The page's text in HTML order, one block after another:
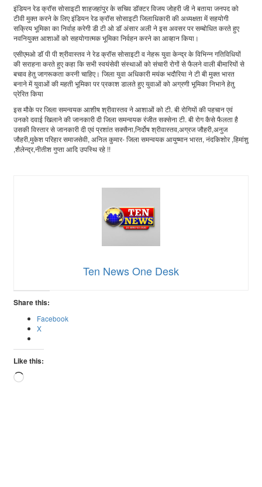
इंडियन रेड क्रॉस सोसाइटी शाहजहांपुर के सचिव डॉक्टर विजय जोहरी जी ने बताया जनपद को
टीवी मुक्त करने के लिए इंडियन रेड क्रॉस सोसाइटी जिलाधिकारी की अध्यक्षता में सहयोगी
सक्रिय भूमिका का निर्वाह करेगी डी टी ओ डॉ अंसार अली ने इस अवसर पर सम्बोधित करते हुए
नवनियुक्त आशाओं को सहयोगात्मक भूमिका निर्वहन करने का आव्हान किया।
एसीएमओ डॉ पी पी श्रीवास्तव ने रेड क्रॉस सोसाइटी व नेहरू युवा केन्द्र के विभिन्न गतिविधियों
की सराहना करते हुए कहा कि सभी स्वयंसेवी संस्थाओं को संचारी रोगों से फैलने वाली बीमारियों से
बचाव हेतु जागरूकता करनी चाहिए। जिला युवा अधिकारी मयंक भदौरिया ने टी बी मुक्त भारत
बनाने में युवाओं की महती भूमिका पर प्रकाश डालते हुए युवाओं को अग्रणी भूमिका निभाने हेतु
प्रेरित किया
इस मौके पर जिला समन्वयक आशीष श्रीवास्तव ने आशाओं को टी. बी रोगियों की पहचान एवं
उनको दवाई खिलाने की जानकारी दी जिला समन्वयक रंजीत सक्सेना टी. बी रोग कैसे फैलता है
उसकी विस्तार से जानकारी दी एवं प्रशांत सक्सैना,निर्दोष श्रीवास्तव,अग्रज जौहरी,अनुज
जौहरी,मुकेश परिहार समाजसेवी, अनिल कुमार- जिला समन्वयक आयुष्मान भारत, नंदकिशोर ,हिमांशु
,शैलेन्द्र,नीतीश गुप्ता आदि उपस्थि रहे !!
Ten News One Desk
Share this:
Facebook
X
Like this:
Loading…